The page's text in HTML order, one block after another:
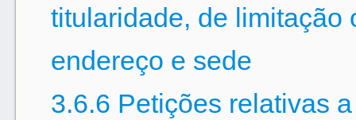
titularidade, de limitação
endereço e sede
3.6.6 Petições relativas